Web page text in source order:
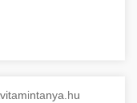
vitamintanya.hu